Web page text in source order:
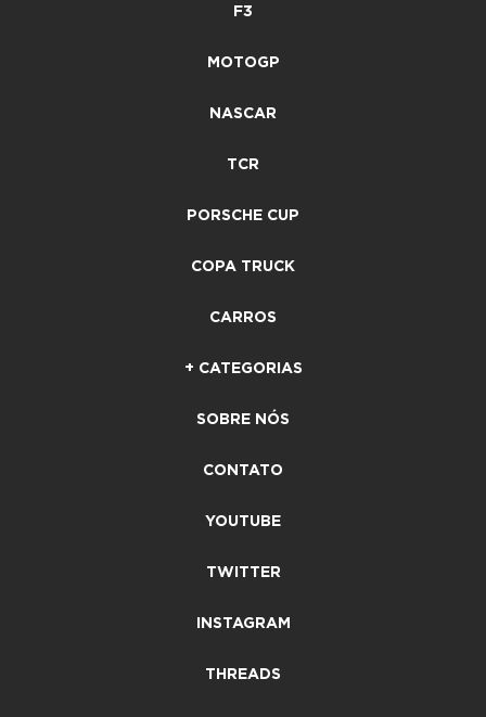
F3
MOTOGP
NASCAR
TCR
PORSCHE CUP
COPA TRUCK
CARROS
+ CATEGORIAS
SOBRE NÓS
CONTATO
YOUTUBE
TWITTER
INSTAGRAM
THREADS